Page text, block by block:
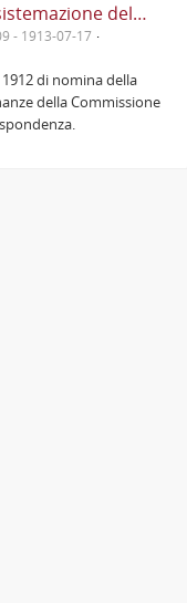
Attività della Commissione per la sistemazione delle Biblioteche Nazionale e Civica nel palazzo del Debito pubblico
- 1913-07-17
di nomina della
della Commissione